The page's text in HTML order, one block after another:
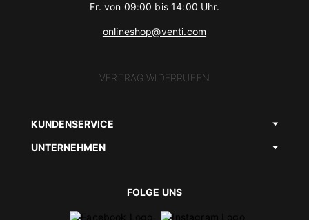
Fr. von 09:00 bis 14:00 Uhr.
onlineshop@venti.com
VERTRAG WIDERRUFEN
KUNDENSERVICE
UNTERNEHMEN
FOLGE UNS